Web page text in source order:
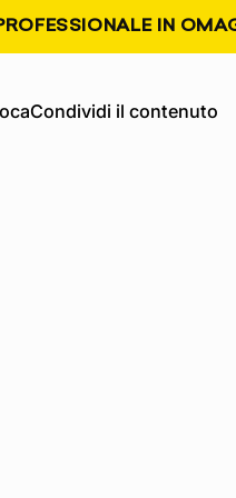
IN
Condividi il contenuto